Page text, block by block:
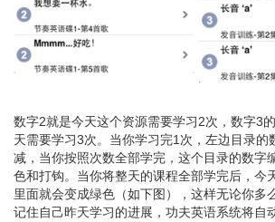
数字2就是今天这个资源需要学习2次，数字3
天需要学习3次。当你学习完1次，左边目录的
减，当你按照次数全部学完，这个目录的数字
色和打钩。当你将整天的课程全部学完后，今
里面就会变成绿色（如下图），这样无论你多
记住自己昨天学习的进展，功夫英语系统将自